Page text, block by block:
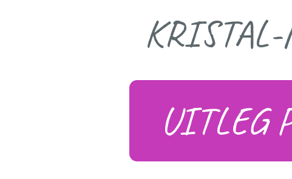
UITLEG